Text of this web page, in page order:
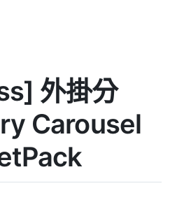
外掛分
Carousel